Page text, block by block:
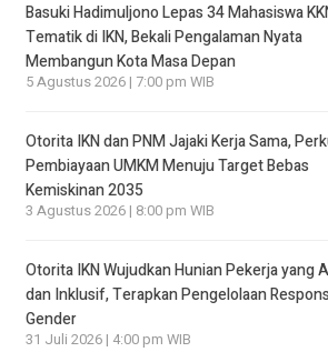
Basuki Hadimuljono Lepas 34 Mahasiswa
Tematik di IKN, Bekali Pengalaman Nyata
Membangun Kota Masa Depan
5 Agustus 2026 | 7:00 pm WIB
Otorita IKN dan PNM Jajaki Kerja Sama,
Pembiayaan UMKM Menuju Target Bebas
Kemiskinan 2035
3 Agustus 2026 | 8:00 pm WIB
Otorita IKN Wujudkan Hunian Pekerja yang
dan Inklusif, Terapkan Pengelolaan
Gender
31 Juli 2026 | 4:00 pm WIB